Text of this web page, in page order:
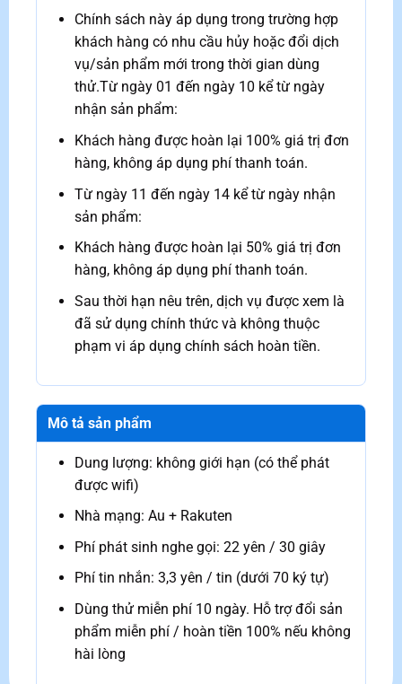
Chính sách này áp dụng trong trường hợp
khách hàng có nhu cầu hủy hoặc đổi dịch
vụ/sản phẩm mới trong thời gian dùng
thử.Từ ngày 01 đến ngày 10 kể từ ngày
nhận sản phẩm:
Khách hàng được hoàn lại 100% giá trị đơn
hàng, không áp dụng phí thanh toán.
Từ ngày 11 đến ngày 14 kể từ ngày nhận
sản phẩm:
Khách hàng được hoàn lại 50% giá trị đơn
hàng, không áp dụng phí thanh toán.
Sau thời hạn nêu trên, dịch vụ được xem là
đã sử dụng chính thức và không thuộc
phạm vi áp dụng chính sách hoàn tiền.
Mô tả sản phẩm
Dung lượng: không giới hạn (có thể phát
được wifi)
Nhà mạng: Au + Rakuten
Phí phát sinh nghe gọi: 22 yên / 30 giây
Phí tin nhắn: 3,3 yên / tin (dưới 70 ký tự)
Dùng thử miễn phí 10 ngày. Hỗ trợ đổi sản
phẩm miễn phí / hoàn tiền 100% nếu không
hài lòng